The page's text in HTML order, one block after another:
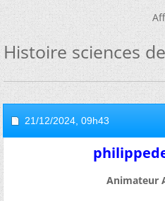
Histoire sciences
21/12/2024, 09h43
Animateur